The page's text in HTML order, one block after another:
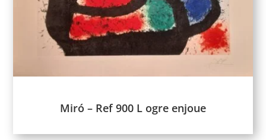
Miró – Ref 900 L ogre enjoue